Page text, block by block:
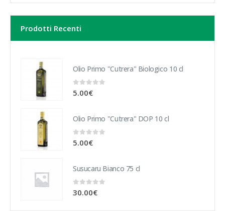
Prodotti Recenti
Olio Primo "Cutrera" Biologico 10 cl
0 Su 5
5.00€
Olio Primo "Cutrera" DOP 10 cl
0 Su 5
5.00€
Susucaru Bianco 75 cl
0Su 5
30.00€